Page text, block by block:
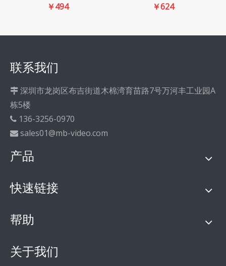
￥494
￥624
联系我们
 深圳市龙岗区布吉街道木棉湾育苗路7号万河丰工业园A
栋5楼
 136-3256-0970
 sales01@mb-video.com
产品
快速链接
帮助
关于我们